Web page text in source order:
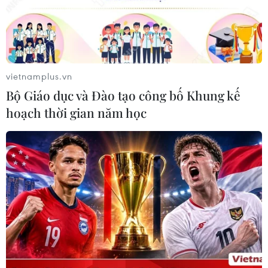
Moderna hoặc một liều của Johnson & Johnson.
EU cam kết bổ sung viện trợ nhân đạo cho
người dân Afghanistan
vietnamplus.vn
Bộ Giáo dục và Đào tạo công bố Khung kế
hoạch thời gian năm học